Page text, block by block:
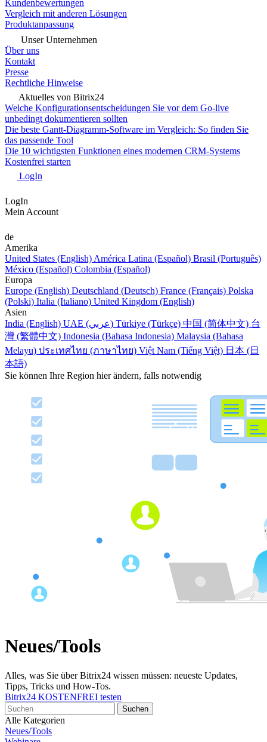
Kundenbewertungen
Vergleich mit anderen Lösungen
Produktanpassung
Unser Unternehmen
Über uns
Kontakt
Presse
Rechtliche Hinweise
Aktuelles von Bitrix24
Welche Konfigurationsentscheidungen Sie vor dem Go-live
unbedingt dokumentieren sollten
Die beste Gantt-Diagramm-Software im Vergleich: So finden Sie
das passende Tool
Die 10 wichtigsten Funktionen eines modernen CRM-Systems
Kostenfrei starten
LogIn
LogIn
Mein Account
de
Amerika
United States (English) América Latina (Español) Brasil (Português)
México (Español) Colombia (Español)
Europa
Europe (English) Deutschland (Deutsch) France (Français) Polska
(Polski) Italia (Italiano) United Kingdom (English)
Asien
India (English)
UAE (عربي) Türkiye (Türkçe) 中国 (简体中文) 台
灣 (繁體中文) Indonesia (Bahasa Indonesia) Malaysia (Bahasa
Melayu) ประเทศไทย (ภาษาไทย) Việt Nam (Tiếng Việt) 日本 (日
本語)
Sie können Ihre Region hier ändern, falls notwendig
Neues/Tools
Alles, was Sie über Bitrix24 wissen müssen: neueste Updates,
Tipps, Tricks und How-Tos.
Bitrix24 KOSTENFREI testen
Alle Kategorien
Neues/Tools